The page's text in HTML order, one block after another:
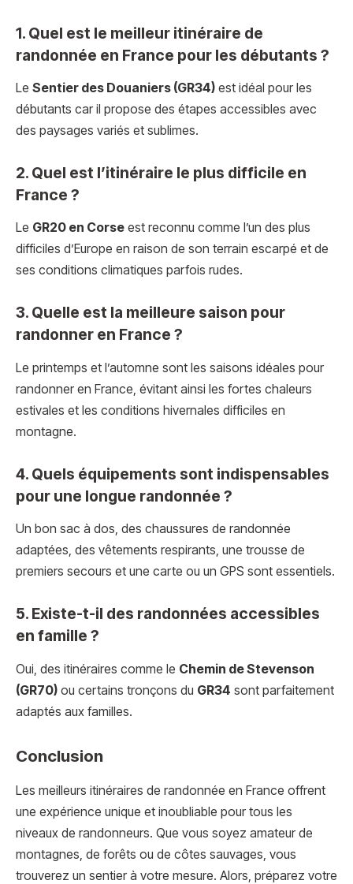
1. Quel est le meilleur itinéraire de
randonnée en France pour les débutants ?
Le Sentier des Douaniers (GR34) est idéal pour les
débutants car il propose des étapes accessibles avec
des paysages variés et sublimes.
2. Quel est l’itinéraire le plus difficile en
France ?
Le GR20 en Corse est reconnu comme l’un des plus
difficiles d’Europe en raison de son terrain escarpé et de
ses conditions climatiques parfois rudes.
3. Quelle est la meilleure saison pour
randonner en France ?
Le printemps et l’automne sont les saisons idéales pour
randonner en France, évitant ainsi les fortes chaleurs
estivales et les conditions hivernales difficiles en
montagne.
4. Quels équipements sont indispensables
pour une longue randonnée ?
Un bon sac à dos, des chaussures de randonnée
adaptées, des vêtements respirants, une trousse de
premiers secours et une carte ou un GPS sont essentiels.
5. Existe-t-il des randonnées accessibles
en famille ?
Oui, des itinéraires comme le Chemin de Stevenson
(GR70) ou certains tronçons du GR34 sont parfaitement
adaptés aux familles.
Conclusion
Les meilleurs itinéraires de randonnée en France offrent
une expérience unique et inoubliable pour tous les
niveaux de randonneurs. Que vous soyez amateur de
montagnes, de forêts ou de côtes sauvages, vous
trouverez un sentier à votre mesure. Alors, préparez votre